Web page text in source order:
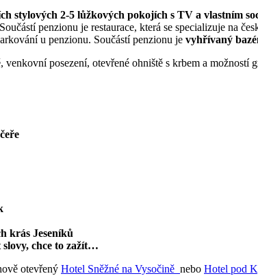
stylových 2-5 lůžkových pokojích s TV a vlastním
penzionu je restaurace, která se specializuje na
u penzionu. Součástí penzionu je vyhřívaný
posezení, otevřené ohniště s krbem a možností
krás Jeseníků
slovy, chce to zažít…
otevřený Hotel Sněžné na Vysočině nebo Hotel pod